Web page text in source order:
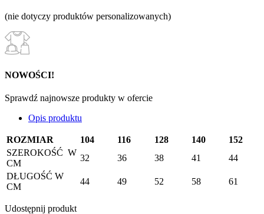
(nie dotyczy produktów personalizowanych)
NOWOŚCI!
Sprawdź najnowsze produkty w ofercie
Opis produktu
ROZMIAR 104 116 128 140
152
SZEROKOŚĆ W
CM
32 36 38 41
44
DŁUGOŚĆ W
CM
44 49 52 58 61
Udostępnij produkt